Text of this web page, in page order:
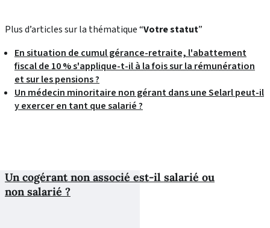
Plus d’articles sur la thématique “Votre statut”
En situation de cumul gérance-retraite, l'abattement
fiscal de 10 % s'applique-t-il à la fois sur la rémunération
et sur les pensions ?
Un médecin minoritaire non gérant dans une Selarl peut-il
y exercer en tant que salarié ?
Un cogérant non associé est-il salarié ou
non salarié ?